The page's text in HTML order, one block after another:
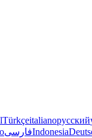
Türkçeitalianoрусский
فارسیIndonesia